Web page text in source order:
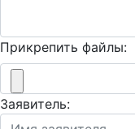
Прикрепить файлы:
Заявитель: